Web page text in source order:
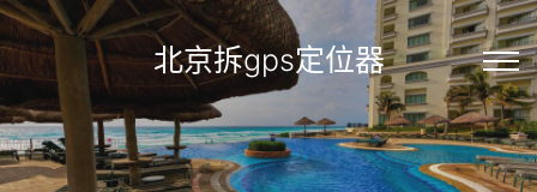
北京拆gps定位器